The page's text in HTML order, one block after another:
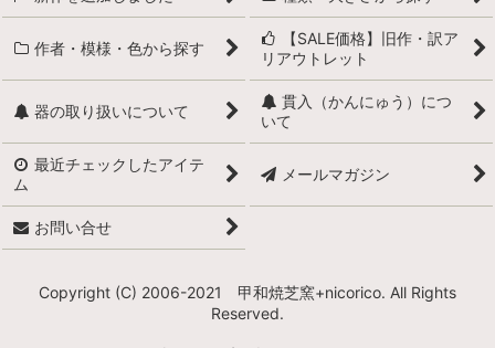
作者・模様・色から探す
【SALE価格】旧作・訳ア
リアウトレット
器の取り扱いについて
貫入（かんにゅう）につ
いて
最近チェックしたアイテ
ム
メールマガジン
お問い合せ
Copyright (C) 2006-2021 甲和焼芝窯+nicorico. All Rights
Reserved.